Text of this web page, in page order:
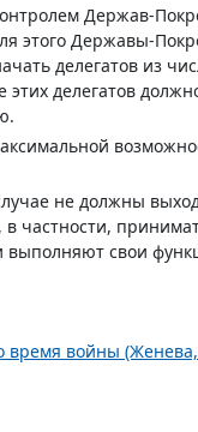
Держав-
этого Державы-
делегатов из
делегатов
не должны
частности,
выполняют свои
войны (Женева,